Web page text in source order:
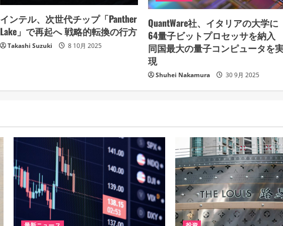
インテル、次世代チップ「Panther
Lake」で再起へ 戦略的転換の行方
Takashi Suzuki 8 10月 2025
QuantWare社、イタリアの大学に
64量子ビットプロセッサを納入
同国最大の量子コンピュータを
現
Shuhei Nakamura 30 9月 2025